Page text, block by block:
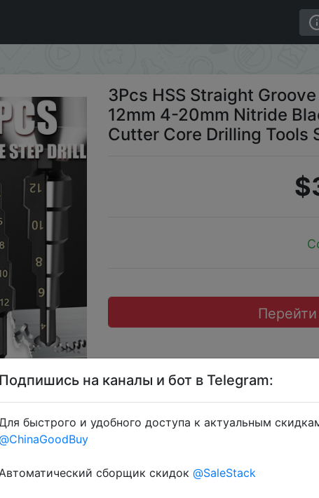
Bit 3-12mm 4-12mm 4-20mm Nitride Black Hex
3Pcs HSS Straight
12mm 4-20mm Nitride
Cutter Core Drilling Tools
розділ монет.
Подпишись на каналы и бот в Telegram:
быстрого и удобного доступа к актуальным
сборщик скидок @SaleStack